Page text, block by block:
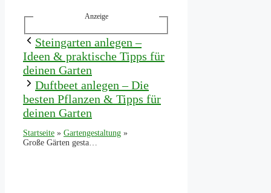
Anzeige
Steingarten anlegen –
Ideen & praktische Tipps für
deinen Garten
Duftbeet anlegen – Die
besten Pflanzen & Tipps für
deinen Garten
Startseite » Gartengestaltung »